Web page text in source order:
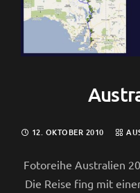
12. OKTOBER 2010
Fotoreihe Australien
Die Reise fing mit